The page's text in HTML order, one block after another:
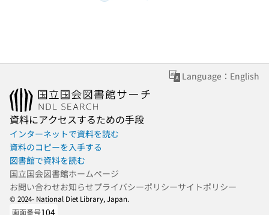
Language：English
資料にアクセスするための手段
インターネットで資料を読む
資料のコピーを入手する
図書館で資料を読む
国立国会図書館ホームページ
お問い合わせお知らせプライバシーポリシーサイトポリシー
© 2024- National Diet Library, Japan.
画面番号104